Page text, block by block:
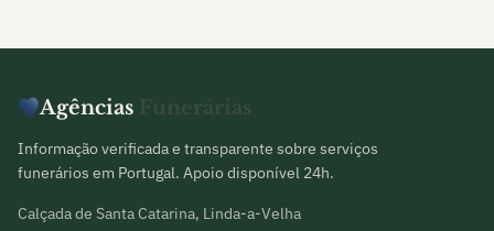
Agências Funerárias
Informação verificada e transparente sobre serviços
funerários em Portugal. Apoio disponível 24h.
Calçada de Santa Catarina, Linda-a-Velha